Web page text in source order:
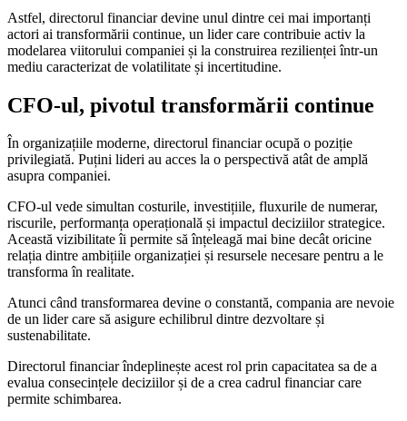
Astfel, directorul financiar devine unul dintre cei mai importanți
actori ai transformării continue, un lider care contribuie activ la
modelarea viitorului companiei și la construirea rezilienței într-un
mediu caracterizat de volatilitate și incertitudine.
CFO-ul, pivotul transformării continue
În organizațiile moderne, directorul financiar ocupă o poziție
privilegiată. Puțini lideri au acces la o perspectivă atât de amplă
asupra companiei.
CFO-ul vede simultan costurile, investițiile, fluxurile de numerar,
riscurile, performanța operațională și impactul deciziilor strategice.
Această vizibilitate îi permite să înțeleagă mai bine decât oricine
relația dintre ambițiile organizației și resursele necesare pentru a le
transforma în realitate.
Atunci când transformarea devine o constantă, compania are nevoie
de un lider care să asigure echilibrul dintre dezvoltare și
sustenabilitate.
Directorul financiar îndeplinește acest rol prin capacitatea sa de a
evalua consecințele deciziilor și de a crea cadrul financiar care
permite schimbarea.